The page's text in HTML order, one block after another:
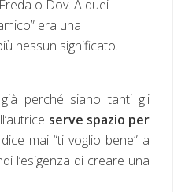
o Dov. A quei
era una
nessun significato.
perché siano tanti gli
serve spazio per
mai “ti voglio bene” a
l’esigenza di creare una